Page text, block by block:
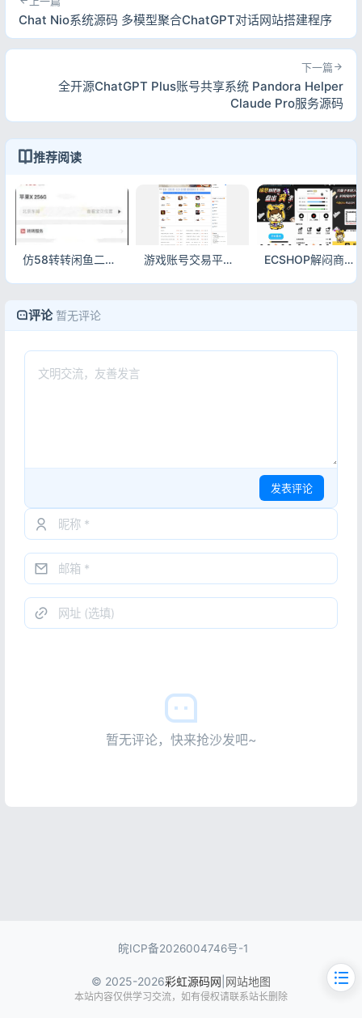
Chat Nio系统源码 多模型聚合ChatGPT对话网站搭建程序
下一篇
全开源ChatGPT Plus账号共享系统 Pandora Helper
Claude Pro服务源码
推荐阅读
仿58转转闲鱼二手交易平台PHP源码 带独立后台管理系统 游戏账号交易平台源码 手游账号出售游戏币交易系统下载 ECSHOP解闷商城系统 休闲娱乐购物商城源码
评论 暂无评论
发表评论
暂无评论，快来抢沙发吧~
皖ICP备2026004746号-1
© 2025-2026彩虹源码网 网站地图
本站内容仅供学习交流，如有侵权请联系站长删除